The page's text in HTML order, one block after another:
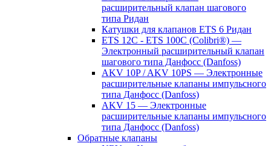
расширительный клапан шагового
типа Ридан
Катушки для клапанов ETS 6 Ридан
ETS 12C - ETS 100C (Colibri®) —
Электронный расширительный клапан
шагового типа Данфосс (Danfoss)
AKV 10P / AKV 10PS — Электронные
расширительные клапаны импульсного
типа Данфосс (Danfoss)
AKV 15 — Электронные
расширительные клапаны импульсного
типа Данфосс (Danfoss)
Обратные клапаны